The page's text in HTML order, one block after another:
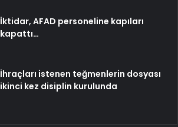
İktidar, AFAD personeline kapıları
kapattı…
İhraçları istenen teğmenlerin dosyası
ikinci kez disiplin kurulunda